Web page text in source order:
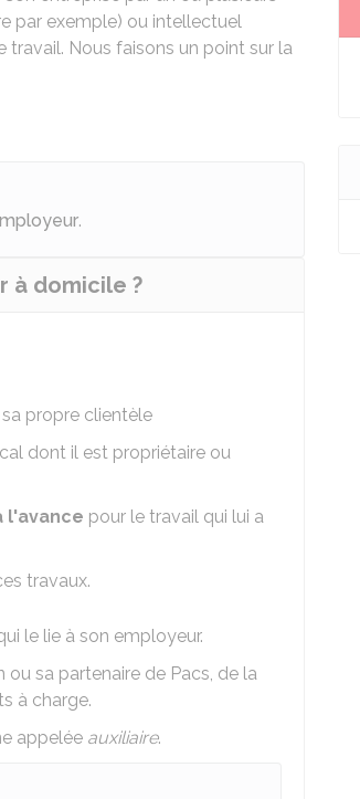
par exemple) ou intellectuel
Nous faisons un point sur la
.
à domicile ?
propre clientèle
dont il est propriétaire ou
l'avance pour le travail qui lui a
travaux.
le lie à son employeur.
ou sa partenaire de Pacs, de la
à charge.
appelée auxiliaire.